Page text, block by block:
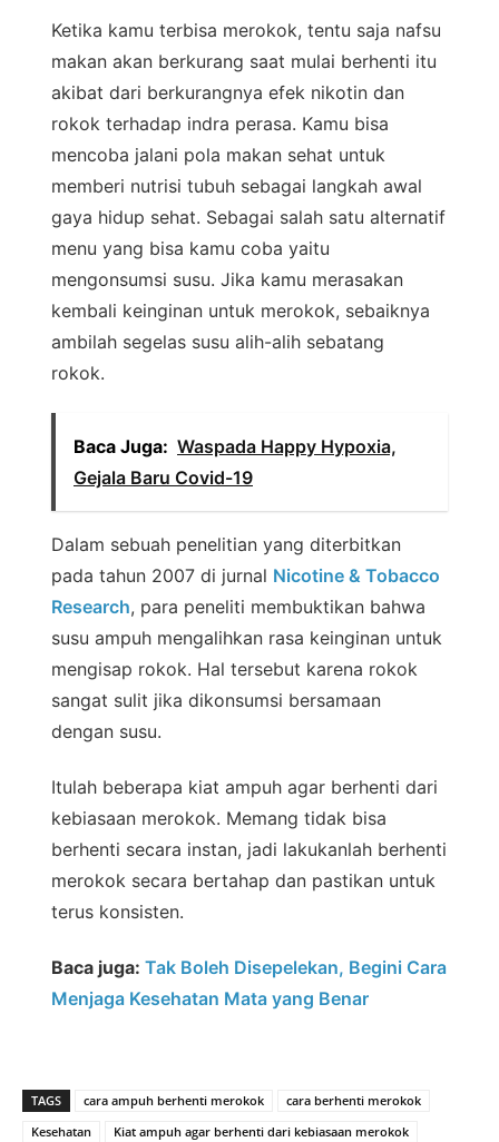
Ketika kamu terbisa merokok, tentu saja nafsu
makan akan berkurang saat mulai berhenti itu
akibat dari berkurangnya efek nikotin dan
rokok terhadap indra perasa. Kamu bisa
mencoba jalani pola makan sehat untuk
memberi nutrisi tubuh sebagai langkah awal
gaya hidup sehat. Sebagai salah satu alternatif
menu yang bisa kamu coba yaitu
mengonsumsi susu. Jika kamu merasakan
kembali keinginan untuk merokok, sebaiknya
ambilah segelas susu alih-alih sebatang
rokok.
Baca Juga: Waspada Happy Hypoxia,
Gejala Baru Covid-19
Dalam sebuah penelitian yang diterbitkan
pada tahun 2007 di jurnal Nicotine & Tobacco
Research, para peneliti membuktikan bahwa
susu ampuh mengalihkan rasa keinginan untuk
mengisap rokok. Hal tersebut karena rokok
sangat sulit jika dikonsumsi bersamaan
dengan susu.
Itulah beberapa kiat ampuh agar berhenti dari
kebiasaan merokok. Memang tidak bisa
berhenti secara instan, jadi lakukanlah berhenti
merokok secara bertahap dan pastikan untuk
terus konsisten.
Baca juga: Tak Boleh Disepelekan, Begini Cara
Menjaga Kesehatan Mata yang Benar
TAGS cara ampuh berhenti merokok
cara berhenti merokok
Kesehatan
Kiat ampuh agar berhenti dari kebiasaan merokok